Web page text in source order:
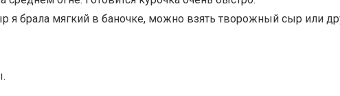
я брала мягкий в баночке, можно взять творожный сыр или